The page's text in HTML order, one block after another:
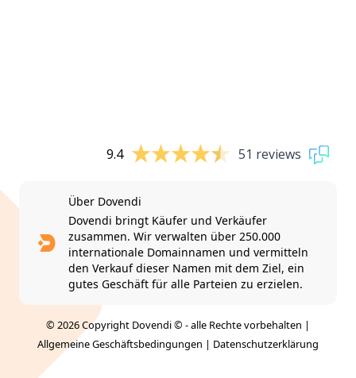
9.4 51 reviews
Über Dovendi
Dovendi bringt Käufer und Verkäufer
zusammen. Wir verwalten über 250.000
internationale Domainnamen und vermitteln
den Verkauf dieser Namen mit dem Ziel, ein
gutes Geschäft für alle Parteien zu erzielen.
© 2026 Copyright Dovendi © - alle Rechte vorbehalten |
Allgemeine Geschäftsbedingungen | Datenschutzerklärung